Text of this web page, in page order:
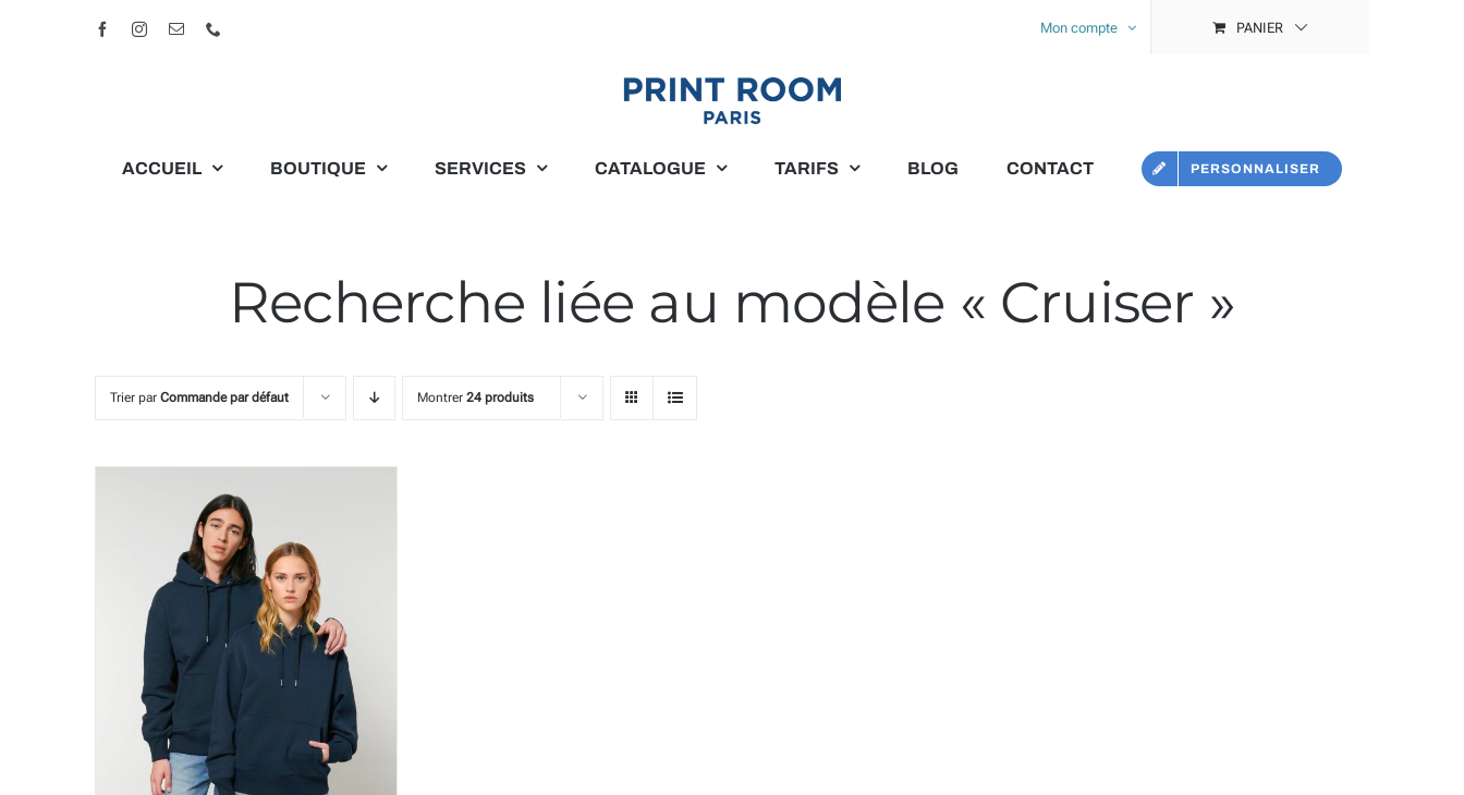
FacebookInstagram
Email Mon compte PANIER
ACCUEIL BOUTIQUE SERVICES CATALOGUE TARIFS BLOG CONTACT PERSONNALISER
Recherche liée au modèle « Cruiser »
Trier parCommande par défaut Montrer24 produits